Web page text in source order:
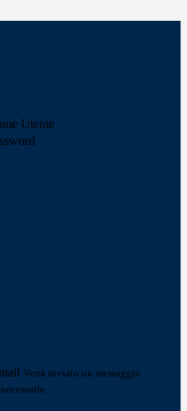
Utente
Verrà inviato un messaggio